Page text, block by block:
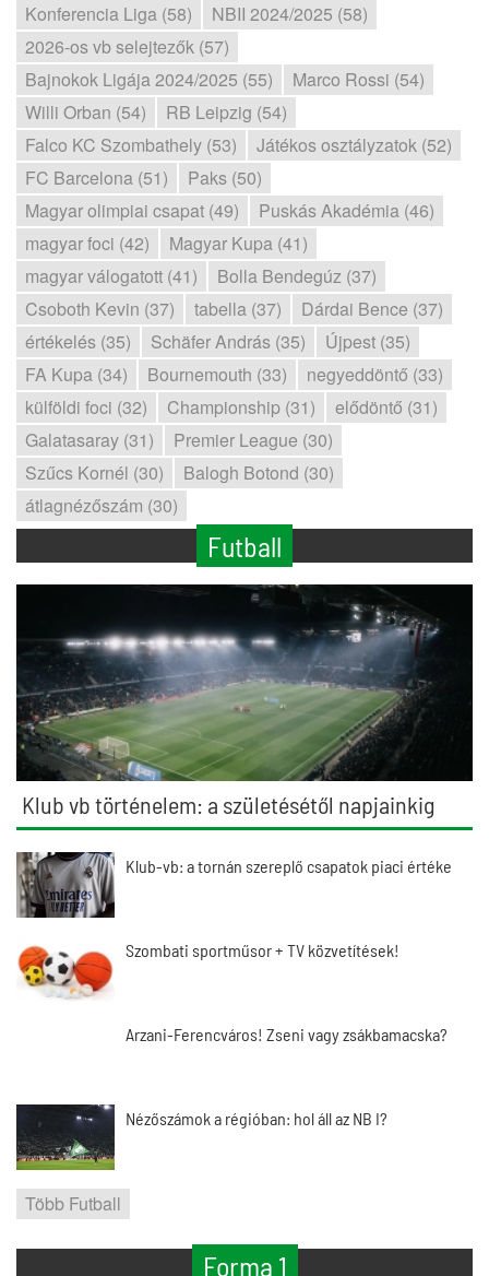
Konferencia Liga (58)
NBII 2024/2025 (58)
2026-os vb selejtezők (57)
Bajnokok Ligája 2024/2025 (55)
Marco Rossi (54)
Willi Orban (54)
RB Leipzig (54)
Falco KC Szombathely (53)
Játékos osztályzatok (52)
FC Barcelona (51)
Paks (50)
Magyar olimpiai csapat (49)
Puskás Akadémia (46)
magyar foci (42)
Magyar Kupa (41)
magyar válogatott (41)
Bolla Bendegúz (37)
Csoboth Kevin (37)
tabella (37)
Dárdai Bence (37)
értékelés (35)
Schäfer András (35)
Újpest (35)
FA Kupa (34)
Bournemouth (33)
negyeddöntő (33)
külföldi foci (32)
Championship (31)
elődöntő (31)
Galatasaray (31)
Premier League (30)
Szűcs Kornél (30)
Balogh Botond (30)
átlagnézőszám (30)
Futball
Klub vb történelem: a születésétől napjainkig
Klub-vb: a tornán szereplő csapatok piaci értéke
Szombati sportműsor + TV közvetítések!
Arzani-Ferencváros! Zseni vagy zsákbamacska?
Nézőszámok a régióban: hol áll az NB I?
Több Futball
Forma 1